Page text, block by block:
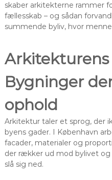
skaber arkitekterne rammer
fællesskab – og sådan
summende byliv, hvor
Arkitekturens
Bygninger
ophold
Arkitektur taler et sprog, der
byens gader. I København
facader, materialer og
der rækker ud mod bylivet
slå sig ned.